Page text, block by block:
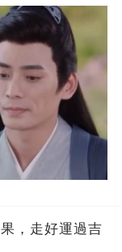
，走好運過吉